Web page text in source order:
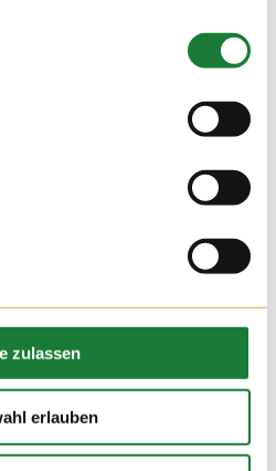
zulassen
erlauben
dem Hof Hatke die Klassen 4
der Förderschule wurde die
Stationsarbeit, bei der sie